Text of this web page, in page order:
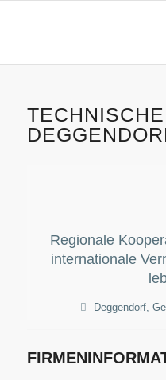
Regionale
internationale
Deggendorf,